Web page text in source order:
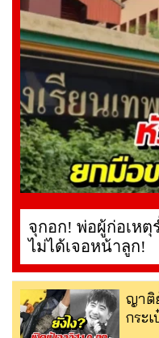
จุกอก! พ่อผู้ก่อเหตุ
ไม่ได้เจอหน้าลูก!
ญาติ
กระ